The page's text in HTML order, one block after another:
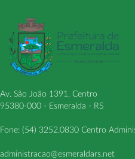
Av. São João 1391, Centro
95380-000 - Esmeralda - RS
Fone: (54) 3252.0830 Centro
administracao@esmeraldars.net